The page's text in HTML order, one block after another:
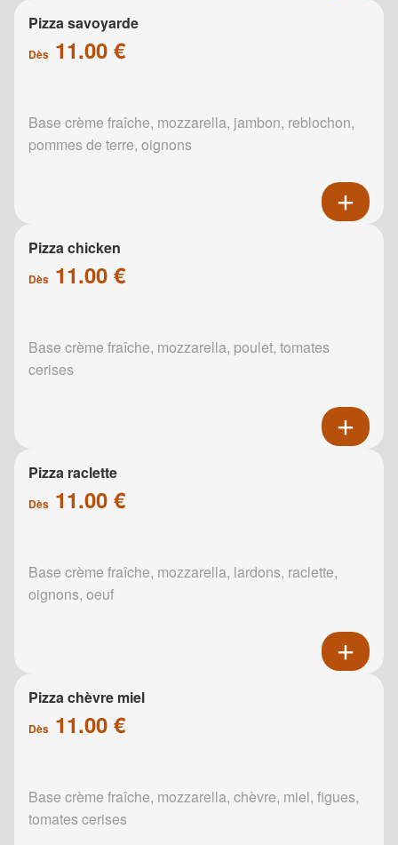
Pizza savoyarde
Dès 11.00 €
Base crème fraîche, mozzarella, jambon, reblochon,
pommes de terre, oignons
Pizza chicken
Dès 11.00 €
Base crème fraîche, mozzarella, poulet, tomates
cerises
Pizza raclette
Dès 11.00 €
Base crème fraîche, mozzarella, lardons, raclette,
oignons, oeuf
Pizza chèvre miel
Dès 11.00 €
Base crème fraîche, mozzarella, chèvre, miel, figues,
tomates cerises